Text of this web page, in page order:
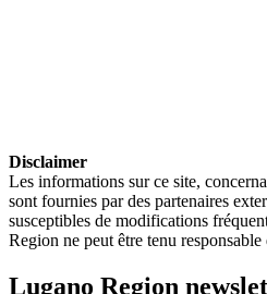
Disclaimer
Les informations sur ce site,
sont fournies par des partenaires
susceptibles de modifications
Region ne peut être tenu
Lugano Region